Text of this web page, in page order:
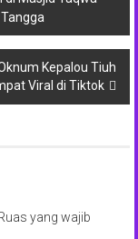
Kepalou Tiuh
Viral di Tiktok
yang wajib